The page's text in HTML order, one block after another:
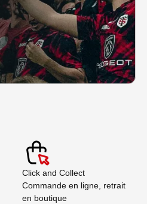
Click and Collect
Commande en ligne, retrait
en boutique